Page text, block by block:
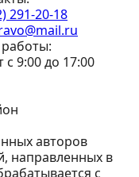
291-20-18
с 9:00 до 17:00
авторов
направленных в
с